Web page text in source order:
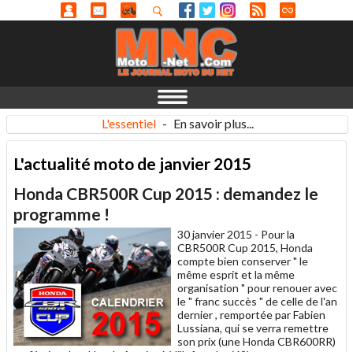
L'essentiel - En savoir plus...
L'actualité moto de janvier 2015
Honda CBR500R Cup 2015 : demandez le
programme !
30 janvier 2015 - Pour la
CBR500R Cup 2015, Honda
compte bien conserver " le
même esprit et la même
organisation " pour renouer avec
le " franc succès " de celle de l'an
dernier , remportée par Fabien
Lussiana, qui se verra remettre
son prix (une Honda CBR600RR)